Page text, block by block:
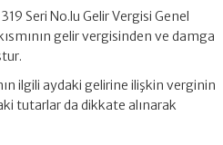
Seri No.lu Gelir Vergisi Genel
gelir vergisinden ve damga
ilgili aydaki gelirine ilişkin verginin
tutarlar da dikkate alınarak